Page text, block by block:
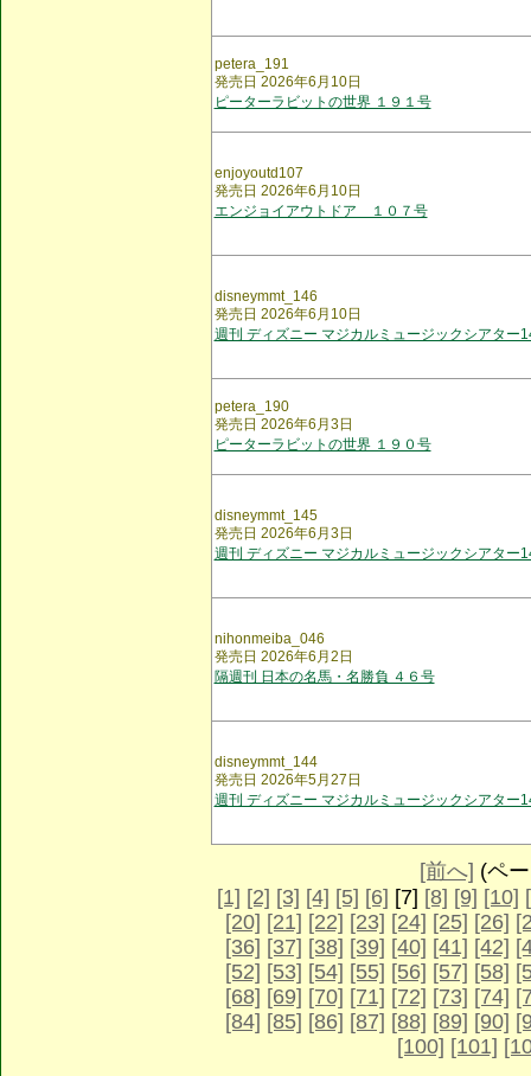
petera_191
発売日 2026年6月10日
ピーターラビットの世界 １９１号
enjoyoutd107
発売日 2026年6月10日
エンジョイアウトドア １０７号
disneymmt_146
発売日 2026年6月10日
週刊 ディズニー マジカルミュージックシアター
petera_190
発売日 2026年6月3日
ピーターラビットの世界 １９０号
disneymmt_145
発売日 2026年6月3日
週刊 ディズニー マジカルミュージックシアター
nihonmeiba_046
発売日 2026年6月2日
隔週刊 日本の名馬・名勝負 ４６号
disneymmt_144
発売日 2026年5月27日
週刊 ディズニー マジカルミュージックシアター
[前へ] (ペ
[1] [2] [3] [4] [5] [6] [7] [8] [9] [10]
[20] [21] [22] [23] [24] [25] [26]
[36] [37] [38] [39] [40] [41] [42]
[52] [53] [54] [55] [56] [57] [58]
[68] [69] [70] [71] [72] [73] [74]
[84] [85] [86] [87] [88] [89] [90]
[100] [101]